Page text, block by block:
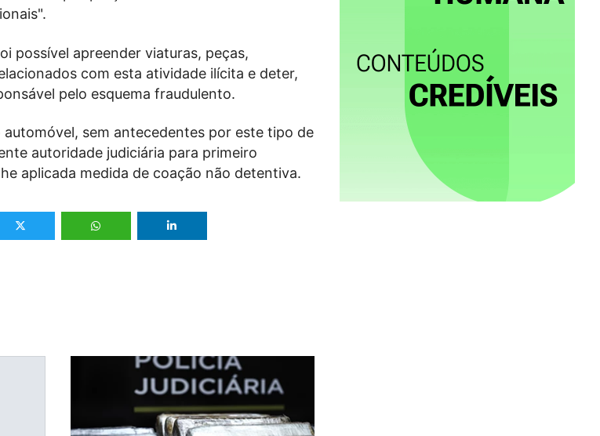
possível apreender viaturas, peças,
com esta atividade ilícita e deter,
pelo esquema fraudulento.
sem antecedentes por este tipo de
autoridade judiciária para primeiro
aplicada medida de coação não detentiva.